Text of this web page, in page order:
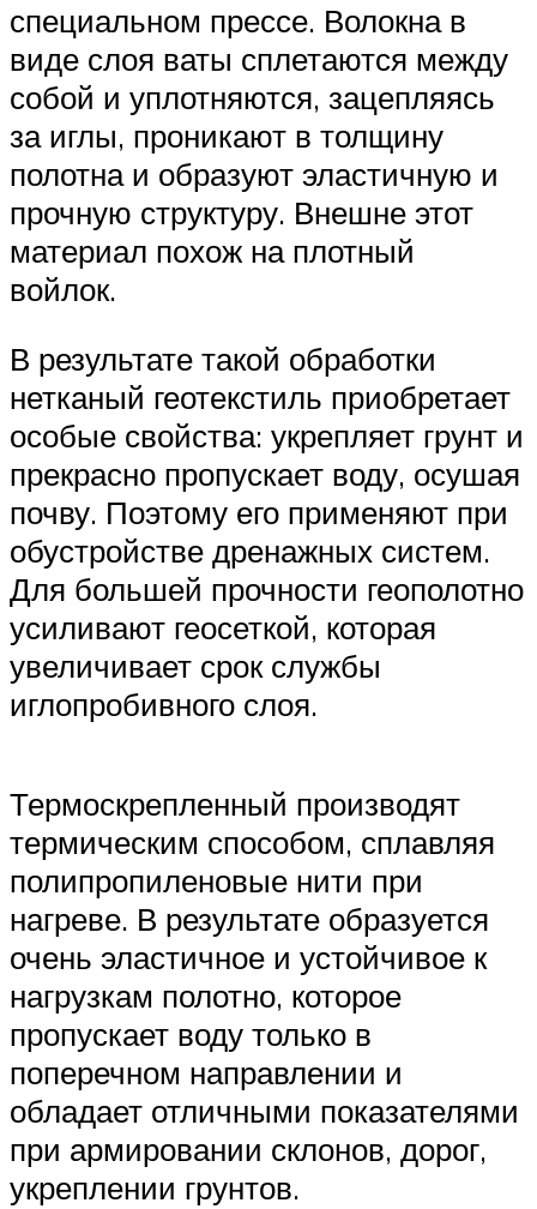
специальном прессе. Волокна в
виде слоя ваты сплетаются между
собой и уплотняются, зацепляясь
за иглы, проникают в толщину
полотна и образуют эластичную и
прочную структуру. Внешне этот
материал похож на плотный
войлок.
В результате такой обработки
нетканый геотекстиль приобретает
особые свойства: укрепляет грунт и
прекрасно пропускает воду, осушая
почву. Поэтому его применяют при
обустройстве дренажных систем.
Для большей прочности геополотно
усиливают геосеткой, которая
увеличивает срок службы
иглопробивного слоя.
Термоскрепленный производят
термическим способом, сплавляя
полипропиленовые нити при
нагреве. В результате образуется
очень эластичное и устойчивое к
нагрузкам полотно, которое
пропускает воду только в
поперечном направлении и
обладает отличными показателями
при армировании склонов, дорог,
укреплении грунтов.